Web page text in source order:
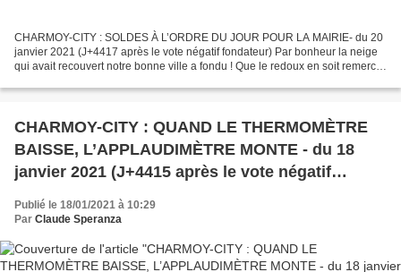
CHARMOY-CITY : SOLDES À L’ORDRE DU JOUR POUR LA MAIRIE- du 20
janvier 2021 (J+4417 après le vote négatif fondateur) Par bonheur la neige
qui avait recouvert notre bonne ville a fondu ! Que le redoux en soit remercié
CHARMOY-CITY : QUAND LE THERMOMÈTRE
BAISSE, L’APPLAUDIMÈTRE MONTE - du 18
janvier 2021 (J+4415 après le vote négatif
fondateur)
Publié le 18/01/2021 à 10:29
Par Claude Speranza